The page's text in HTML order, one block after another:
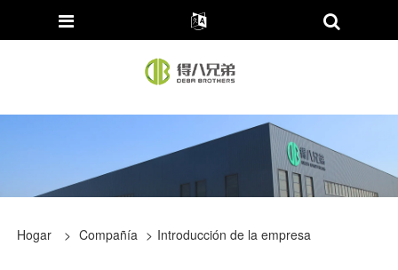
Hogar > Compañía > Introducción de la empresa